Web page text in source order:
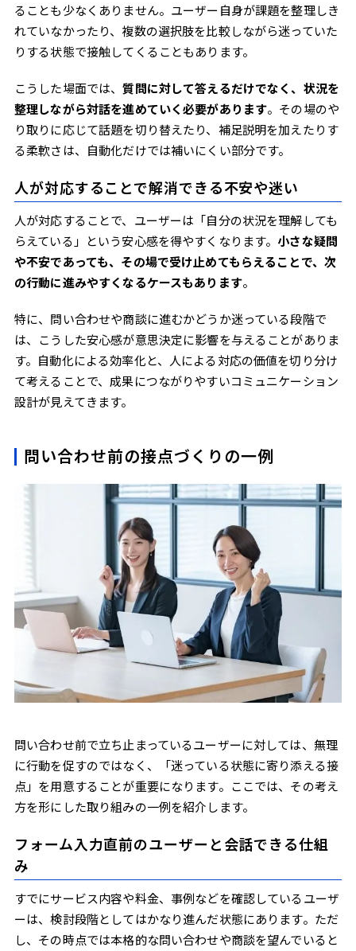
ることも少なくありません。ユーザー自身が課題を整理しき
れていなかったり、複数の選択肢を比較しながら迷っていた
りする状態で接触してくることもあります。
こうした場面では、質問に対して答えるだけでなく、状況を
整理しながら対話を進めていく必要があります。その場のや
り取りに応じて話題を切り替えたり、補足説明を加えたりす
る柔軟さは、自動化だけでは補いにくい部分です。
人が対応することで解消できる不安や迷い
人が対応することで、ユーザーは「自分の状況を理解しても
らえている」という安心感を得やすくなります。 小さな疑問
や不安であっても、その場で受け止めてもらえることで、次
の行動に進みやすくなるケースもあります。
特に、問い合わせや商談に進むかどうか迷っている段階で
は、こうした安心感が意思決定に影響を与えることがありま
す。自動化による効率化と、人による対応の価値を切り分け
て考えることで、成果につながりやすいコミュニケーション
設計が見えてきます。
問い合わせ前の接点づくりの一例
問い合わせ前で立ち止まっているユーザーに対しては、無理
に行動を促すのではなく、「迷っている状態に寄り添える接
点」を用意することが重要になります。ここでは、その考え
方を形にした取り組みの一例を紹介します。
フォーム入力直前のユーザーと会話できる仕組
み
すでにサービス内容や料金、事例などを確認しているユーザ
ーは、検討段階としてはかなり進んだ状態にあります。ただ
し、その時点では本格的な問い合わせや商談を望んでいると